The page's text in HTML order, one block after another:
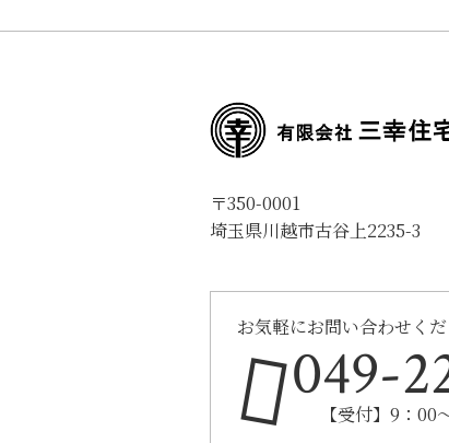
〒350-0001
埼玉県川越市古谷上2235-3
お気軽にお問い合わせく
049-
【受付】9：